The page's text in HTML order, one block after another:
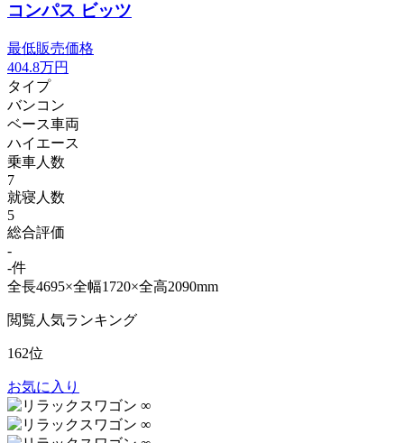
コンパス ビッツ
最低販売価格
404.8万円
タイプ
バンコン
ベース車両
ハイエース
乗車人数
7
就寝人数
5
総合評価
-
-件
全長4695×全幅1720×全高2090mm
閲覧人気ランキング
162位
お気に入り